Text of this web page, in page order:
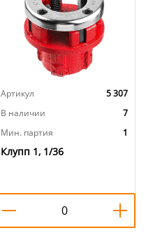
Артикул
5 307
В наличии
7
Мин. партия
1
Клупп 1, 1/36